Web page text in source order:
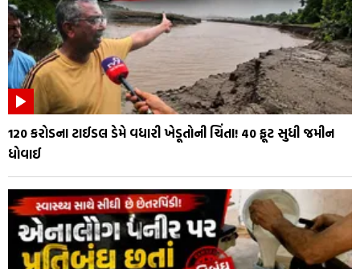
₹120 કરોડના ટાઈડલ ડેમે વધારી ખેડૂતોની ચિંતા! 40 ફૂટ સુધી જમીન
ધોવાઈ